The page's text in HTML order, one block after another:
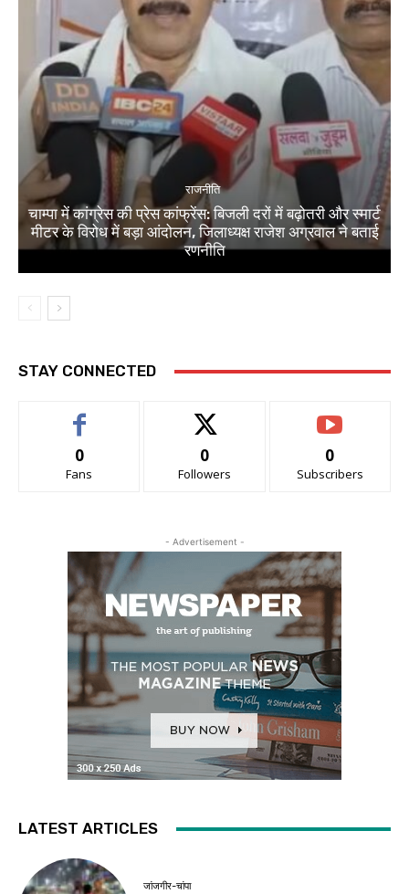
राजनीति
चाम्पा में कांग्रेस की प्रेस कांफ्रेंस: बिजली दरों में बढ़ोतरी और स्मार्ट
मीटर के विरोध में बड़ा आंदोलन, जिलाध्यक्ष राजेश अग्रवाल ने बताई
रणनीति
STAY CONNECTED
0
Fans
0
Followers
0
Subscribers
- Advertisement -
LATEST ARTICLES
जांजगीर-चांपा